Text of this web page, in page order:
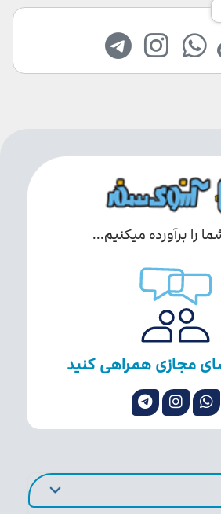
را برآورده میکنیم...
مجازی همراهی کنید